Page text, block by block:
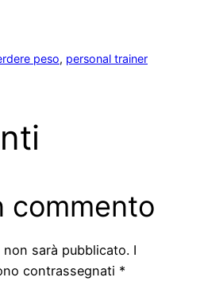
peso, personal trainer
commento
sarà pubblicato. I
contrassegnati *